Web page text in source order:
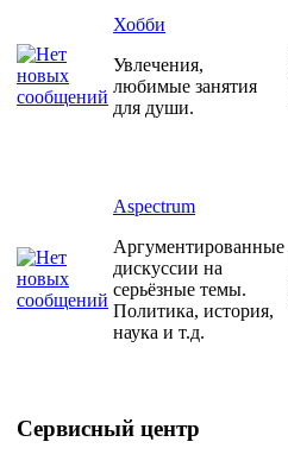
Хобби
Увлечения,
любимые занятия
для души.
Aspectrum
Аргументированные
дискуссии на
серьёзные темы.
Политика, история,
наука и т.д.
Сервисный центр